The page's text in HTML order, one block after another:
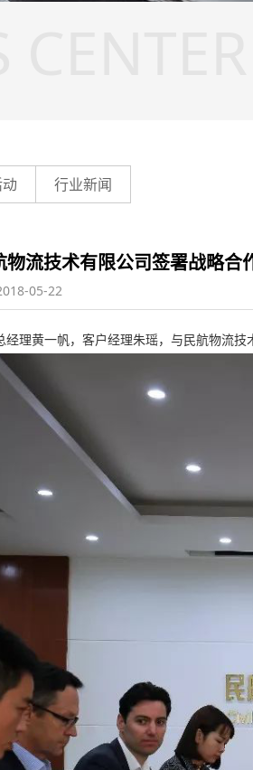
行业新闻
物流技术有限公司签署战略合
05-22
经理黄一帆，客户经理朱瑶，与民航物流